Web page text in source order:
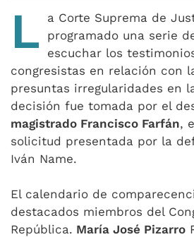
L
a Corte Suprema de
programado una serie
escuchar los
congresistas en relación con
presuntas irregularidades en
decisión fue tomada por el
magistrado Francisco Farfán,
solicitud presentada por la
Iván Name.
El calendario de
destacados miembros del
República. María José Pizarro